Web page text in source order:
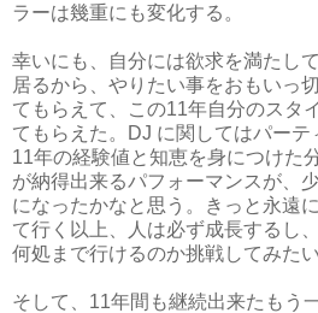
ラーは幾重にも変化する。
幸いにも、自分には欲求を満たし
居るから、やりたい事をおもいっ
てもらえて、この11年自分のスタ
てもらえた。DJ に関してはパーテ
11年の経験値と知恵を身につけた
が納得出来るパフォーマンスが、
になったかなと思う。きっと永遠
て行く以上、人は必ず成長するし
何処まで行けるのか挑戦してみたい
そして、11年間も継続出来たもう